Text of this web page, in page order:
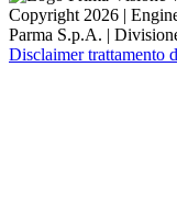
Copyright 2026 |
Parma S.p.A. |
Disclaimer trattamento